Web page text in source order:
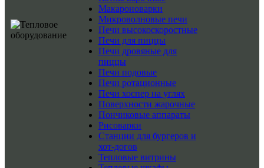
Макароноварки
Микроволновые печи
Печи высокоскоростные
Печи для пиццы
Печи дровяные для
пиццы
Печи подовые
Печи ротационные
Печи хоспер на углях
Поверхности жарочные
Пончиковые аппараты
Рисоварки
Станции для бургеров и
хот-догов
Тепловые витрины